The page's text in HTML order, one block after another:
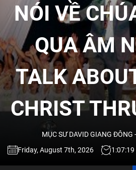
NÓI VỀ
QUA ÂM
TALK
CHRIST
MỤC SƯ DAVID GIANG ĐÔNG
Friday, August 7th, 2026
1:07:20